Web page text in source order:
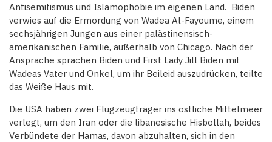
Antisemitismus und Islamophobie im eigenen Land. Biden
verwies auf die Ermordung von Wadea Al-Fayoume, einem
sechsjährigen Jungen aus einer palästinensisch-
amerikanischen Familie, außerhalb von Chicago. Nach der
Ansprache sprachen Biden und First Lady Jill Biden mit
Wadeas Vater und Onkel, um ihr Beileid auszudrücken, teilte
das Weiße Haus mit.
Die USA haben zwei Flugzeugträger ins östliche Mittelmeer
verlegt, um den Iran oder die libanesische Hisbollah, beides
Verbündete der Hamas, davon abzuhalten, sich in den